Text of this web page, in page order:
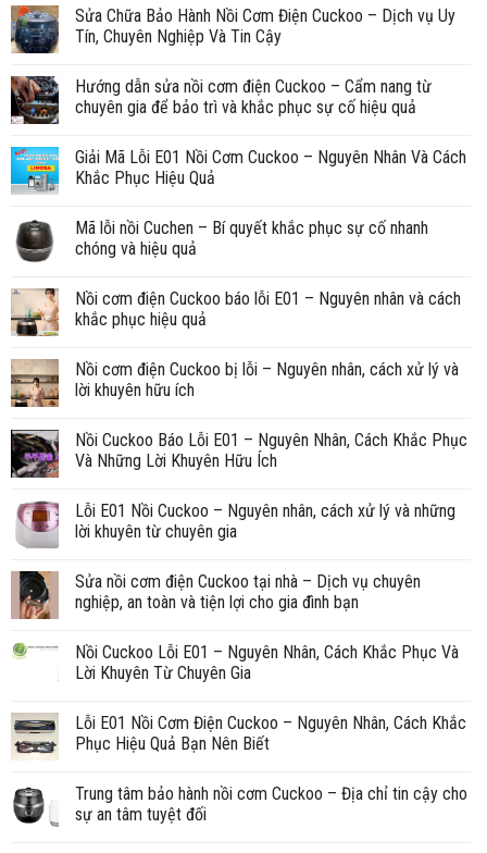
Sửa Chữa Bảo Hành Nồi Cơm Điện Cuckoo – Dịch vụ Uy
Tín, Chuyên Nghiệp Và Tin Cậy
Hướng dẫn sửa nồi cơm điện Cuckoo – Cẩm nang từ
chuyên gia để bảo trì và khắc phục sự cố hiệu quả
Giải Mã Lỗi E01 Nồi Cơm Cuckoo – Nguyên Nhân Và Cách
Khắc Phục Hiệu Quả
Mã lỗi nồi Cuchen – Bí quyết khắc phục sự cố nhanh
chóng và hiệu quả
Nồi cơm điện Cuckoo báo lỗi E01 – Nguyên nhân và cách
khắc phục hiệu quả
Nồi cơm điện Cuckoo bị lỗi – Nguyên nhân, cách xử lý và
lời khuyên hữu ích
Nồi Cuckoo Báo Lỗi E01 – Nguyên Nhân, Cách Khắc Phục
Và Những Lời Khuyên Hữu Ích
Lỗi E01 Nồi Cuckoo – Nguyên nhân, cách xử lý và những
lời khuyên từ chuyên gia
Sửa nồi cơm điện Cuckoo tại nhà – Dịch vụ chuyên
nghiệp, an toàn và tiện lợi cho gia đình bạn
Nồi Cuckoo Lỗi E01 – Nguyên Nhân, Cách Khắc Phục Và
Lời Khuyên Từ Chuyên Gia
Lỗi E01 Nồi Cơm Điện Cuckoo – Nguyên Nhân, Cách Khắc
Phục Hiệu Quả Bạn Nên Biết
Trung tâm bảo hành nồi cơm Cuckoo – Địa chỉ tin cậy cho
sự an tâm tuyệt đối